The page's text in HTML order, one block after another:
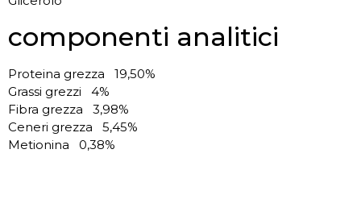
componenti analitici
Proteina grezza 19,50%
Grassi grezzi 4%
Fibra grezza 3,98%
Ceneri grezza 5,45%
Metionina 0,38%